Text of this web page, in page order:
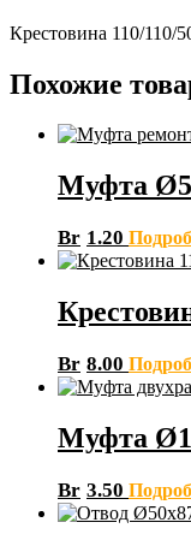
Крестовина 110/110/
Похожие
Муфта
Br 1.20
Br 8.00
Муфта
Br 3.50